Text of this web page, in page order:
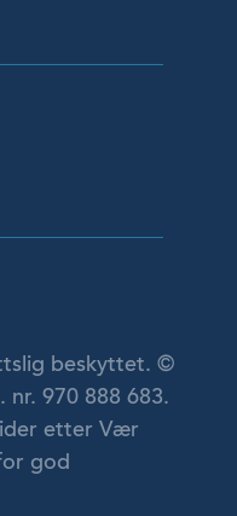
beskyttet. ©
970 888 683.
etter Vær
god